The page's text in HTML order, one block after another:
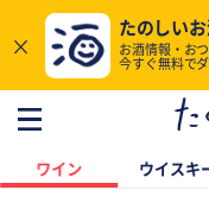
×
たのしい
お酒情報・お
今すぐ無料で
ワイン ウイスキ